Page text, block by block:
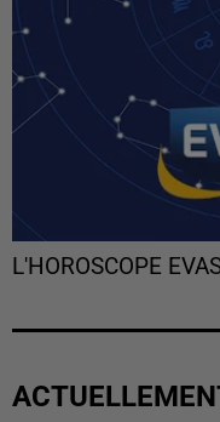
L'HOROSCOPE